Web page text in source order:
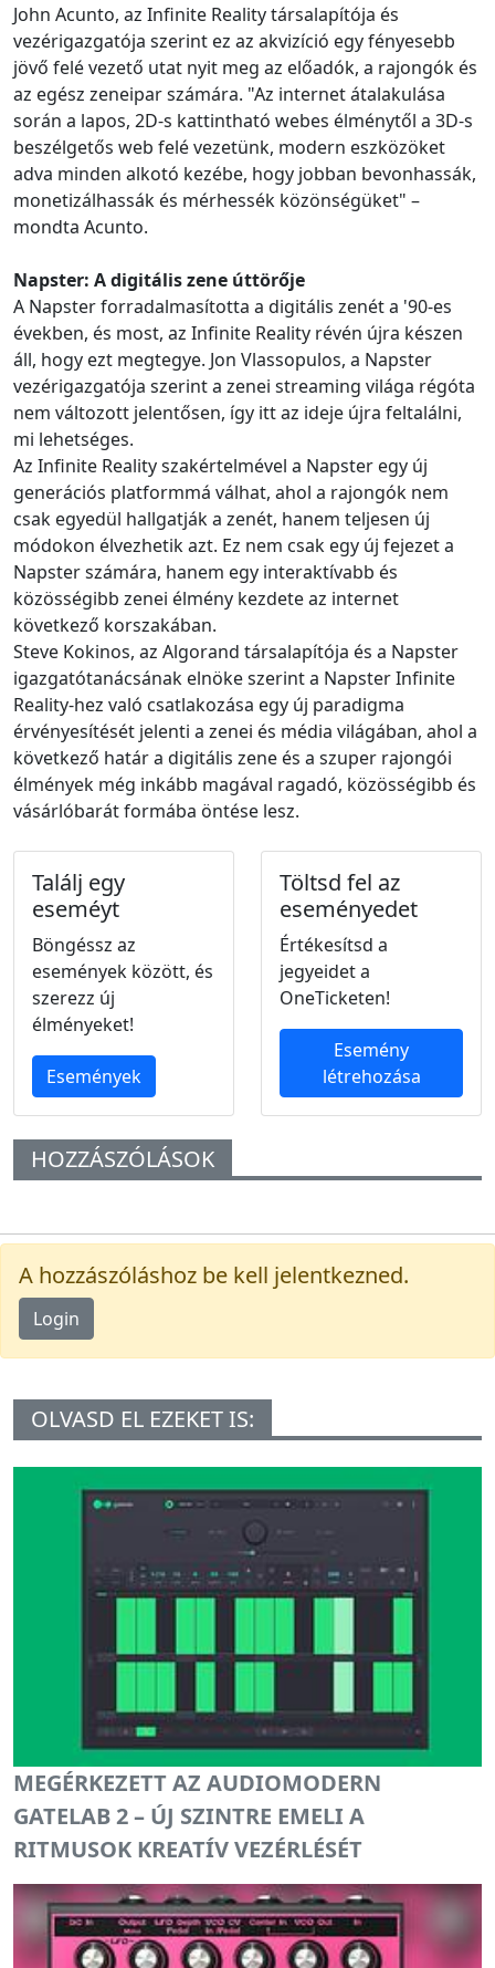
John Acunto, az Infinite Reality társalapítója és
vezérigazgatója szerint ez az akvizíció egy fényesebb
jövő felé vezető utat nyit meg az előadók, a rajongók és
az egész zeneipar számára. "Az internet átalakulása
során a lapos, 2D-s kattintható webes élménytől a 3D-s
beszélgetős web felé vezetünk, modern eszközöket
adva minden alkotó kezébe, hogy jobban bevonhassák,
monetizálhassák és mérhessék közönségüket" –
mondta Acunto.
Napster: A digitális zene úttörője
A Napster forradalmasította a digitális zenét a '90-es
években, és most, az Infinite Reality révén újra készen
áll, hogy ezt megtegye. Jon Vlassopulos, a Napster
vezérigazgatója szerint a zenei streaming világa régóta
nem változott jelentősen, így itt az ideje újra feltalálni,
mi lehetséges.
Az Infinite Reality szakértelmével a Napster egy új
generációs platformmá válhat, ahol a rajongók nem
csak egyedül hallgatják a zenét, hanem teljesen új
módokon élvezhetik azt. Ez nem csak egy új fejezet a
Napster számára, hanem egy interaktívabb és
közösségibb zenei élmény kezdete az internet
következő korszakában.
Steve Kokinos, az Algorand társalapítója és a Napster
igazgatótanácsának elnöke szerint a Napster Infinite
Reality-hez való csatlakozása egy új paradigma
érvényesítését jelenti a zenei és média világában, ahol a
következő határ a digitális zene és a szuper rajongói
élmények még inkább magával ragadó, közösségibb és
vásárlóbarát formába öntése lesz.
Találj egy
eseméyt
Böngéssz az
események között, és
szerezz új
élményeket!
Események
Töltsd fel az
eseményedet
Értékesítsd a
jegyeidet a
OneTicketen!
Esemény
létrehozása
HOZZÁSZÓLÁSOK
A hozzászóláshoz be kell jelentkezned.
Login
OLVASD EL EZEKET IS:
MEGÉRKEZETT AZ AUDIOMODERN
GATELAB 2 – ÚJ SZINTRE EMELI A
RITMUSOK KREATÍV VEZÉRLÉSÉT